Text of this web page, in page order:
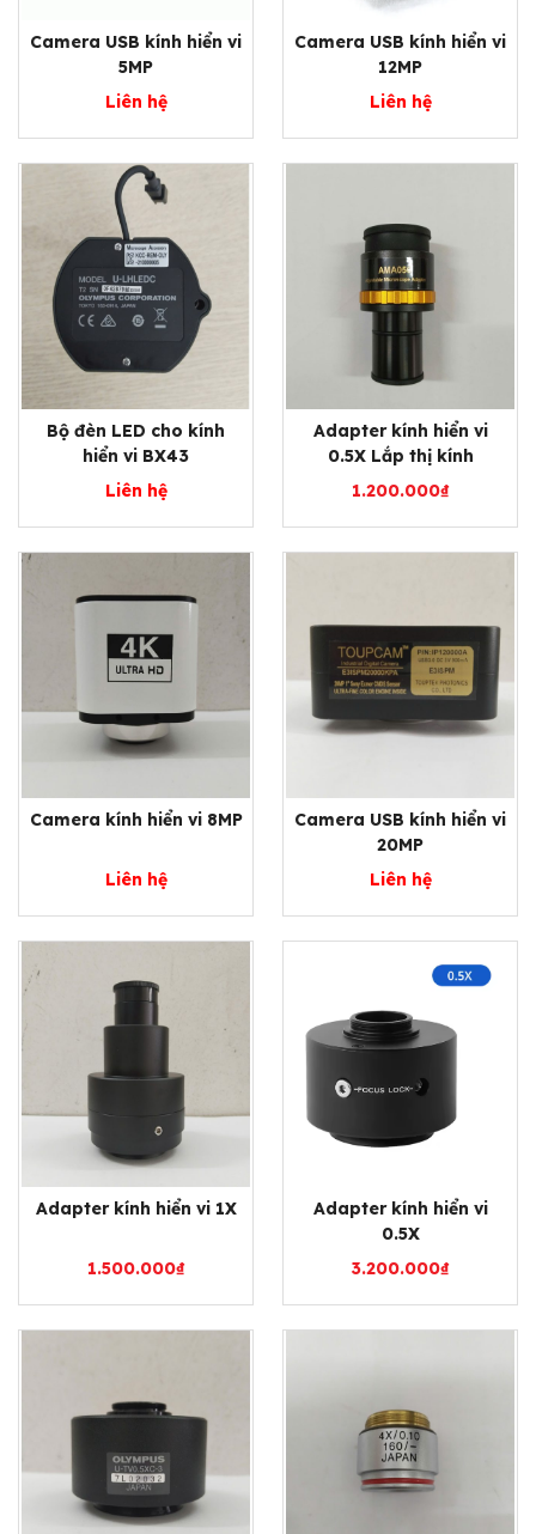
Camera USB kính hiển vi
5MP
Liên hệ
Camera USB kính hiển vi
12MP
Liên hệ
Bộ đèn LED cho kính
hiển vi BX43
Liên hệ
Adapter kính hiển vi
0.5X Lắp thị kính
1.200.000₫
Camera kính hiển vi 8MP
Liên hệ
Camera USB kính hiển vi
20MP
Liên hệ
Adapter kính hiển vi 1X
1.500.000₫
Adapter kính hiển vi
0.5X
3.200.000₫